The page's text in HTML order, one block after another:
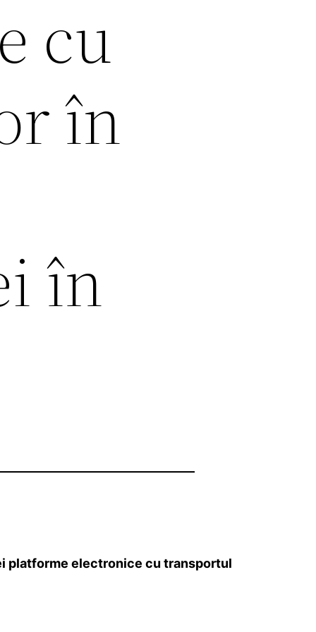
cu
în
în
platforme electronice cu transportul